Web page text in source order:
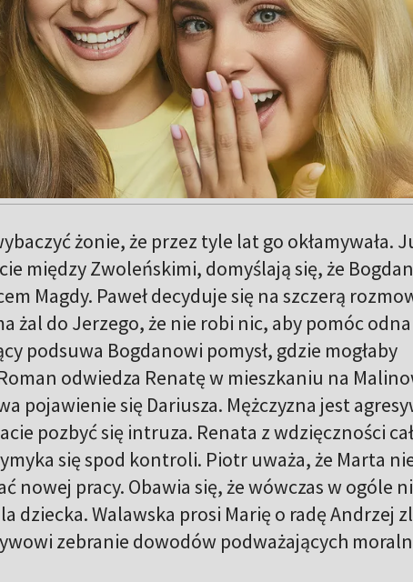
żonie, że przez tyle lat go okłamywała.
między Zwoleńskimi, domyślają się, że
Magdy. Paweł decyduje się na szczerą
żal do Jerzego, że nie robi nic, aby pomóc
podsuwa Bogdanowi pomysł, gdzie mogłaby
odwiedza Renatę w mieszkaniu na
pojawienie się Dariusza. Mężczyzna jest
pozbyć się intruza. Renata z wdzięczności
się spod kontroli. Piotr uważa, że Marta
nowej pracy. Obawia się, że wówczas w ogóle
dziecka. Walawska prosi Marię o radę Andrzej
zebranie dowodów podważających